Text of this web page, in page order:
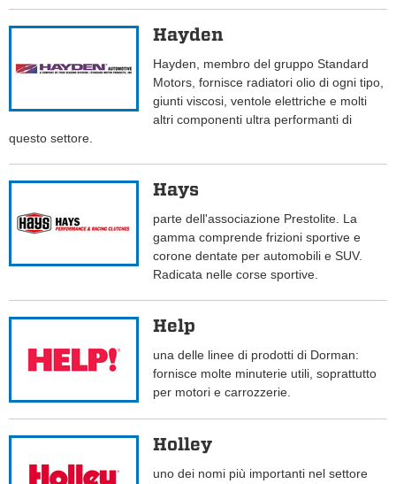
Hayden
Hayden, membro del gruppo Standard
Motors, fornisce radiatori olio di ogni tipo,
giunti viscosi, ventole elettriche e molti
altri componenti ultra performanti di
questo settore.
Hays
parte dell'associazione Prestolite. La
gamma comprende frizioni sportive e
corone dentate per automobili e SUV.
Radicata nelle corse sportive.
Help
una delle linee di prodotti di Dorman:
fornisce molte minuterie utili, soprattutto
per motori e carrozzerie.
Holley
uno dei nomi più importanti nel settore